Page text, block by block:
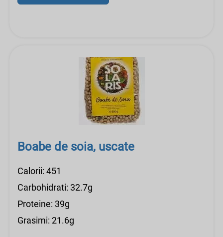
Boabe de soia, uscate
Calorii: 451
Carbohidrati: 32.7g
Proteine: 39g
Grasimi: 21.6g